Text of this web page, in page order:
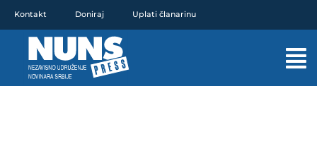
sadržaj
Kontakt Doniraj Uplati članarinu